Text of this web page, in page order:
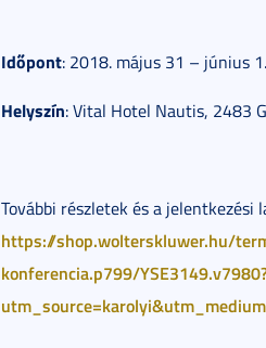
Időpont: 2018. május 31 – június
Helyszín: Vital Hotel Nautis, 2483
További részletek és a jelentkezési
https://shop.wolterskluwer.hu/
konferencia.p799/